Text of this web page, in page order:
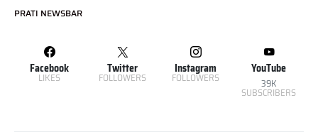
PRATI NEWSBAR
Facebook
LIKES
Twitter
FOLLOWERS
Instagram
FOLLOWERS
YouTube
39K
SUBSCRIBERS